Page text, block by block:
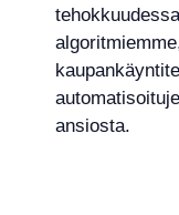
ansiosta.